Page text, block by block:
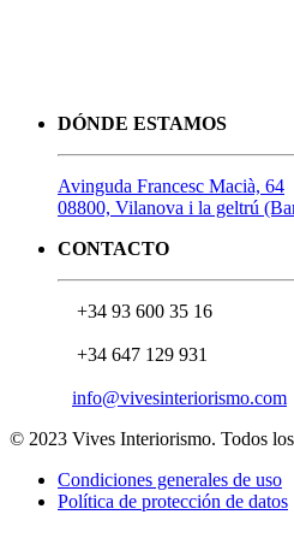
DÓNDE ESTAMOS
Avinguda Francesc Macià, 64
08800, Vilanova i la geltrú
CONTACTO
+34 93 600 35 16
+34 647 129 931
info@vivesinteriorismo.com
© 2023 Vives Interiorismo. Todos los
Condiciones generales de uso
Política de protección de datos